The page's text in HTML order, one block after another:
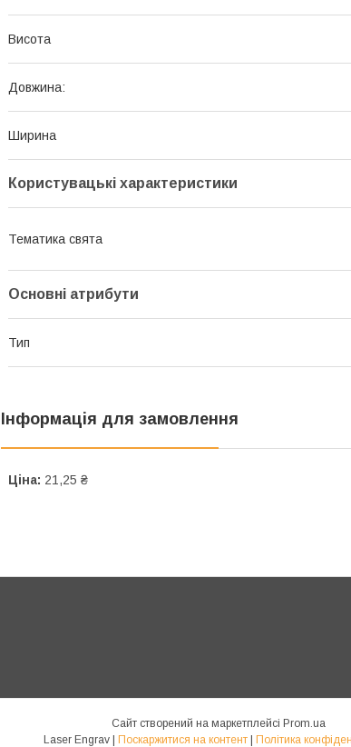
Висота
Довжина:
Ширина
Користувацькі характеристики
Тематика свята
Основні атрибути
Тип
Інформація для замовлення
Ціна: 21,25 ₴
Сайт створений на маркетплейсі Prom.ua
Поскаржитися на контент Політика